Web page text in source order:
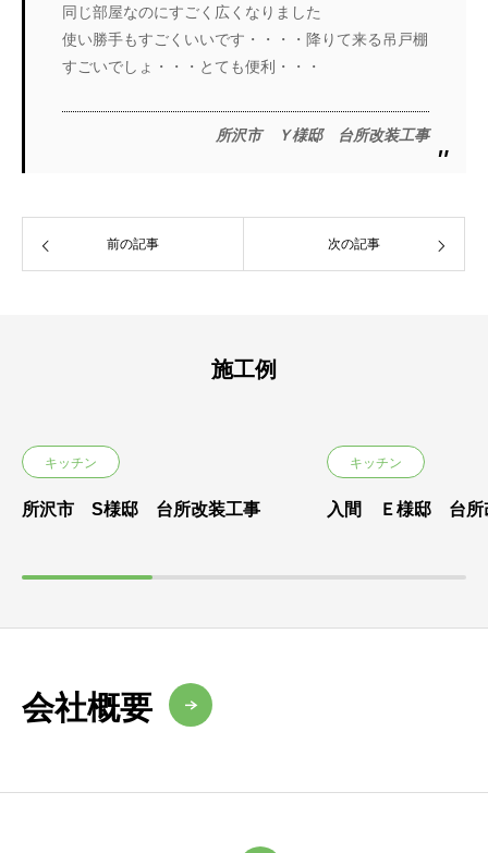
同じ部屋なのにすごく広くなりました
使い勝手もすごくいいです・・・・降りて来る吊戸棚
すごいでしょ・・・とても便利・・・
所沢市 Ｙ様邸 台所改装工事
前の記事 次の記事
施工例
キッチン
所沢市 S様邸 台所改装工事
キッチン
入間 Ｅ様邸 台所
会社概要